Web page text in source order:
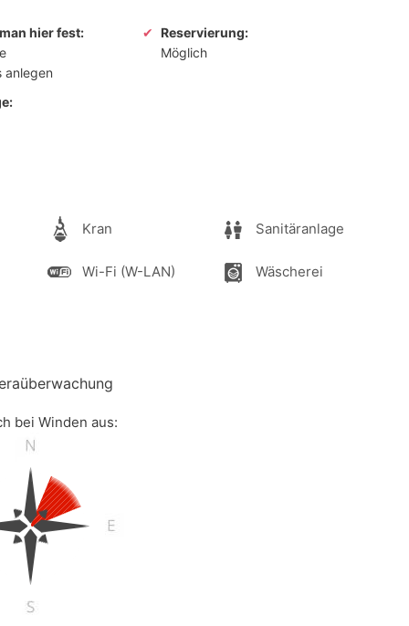
hier fest:
anlegen
Reservierung:
Möglich
Kran Sanitäranlage
Wi-Fi (W-LAN) Wäscherei
bei Winden aus: